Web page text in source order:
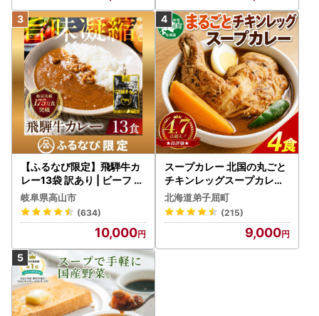
【ふるなび限定】飛騨牛カ
レー13袋 訳あり | ビーフ レ
トルト 訳あり DC006-CP
01 FN-Limited-VO
岐阜県高山市
(634)
10,000
スープカレー 北国の丸ごと
チキンレッグスープカレー
4個 3739
北海道弟子屈町
(215)
9,000